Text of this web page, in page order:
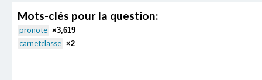
Mots-clés pour la question:
pronote ×3,619
carnetclasse ×2